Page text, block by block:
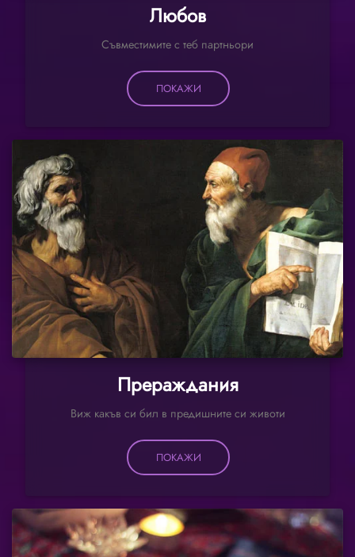
Любов
Съвместимите с теб партньори
ПОКАЖИ
Прераждания
Виж какъв си бил в предишните си животи
ПОКАЖИ